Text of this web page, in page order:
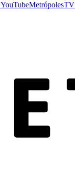
YouTubeMetrópolesTV